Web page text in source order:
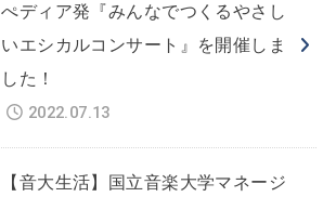
ぺディア発『みんなでつくるやさし
いエシカルコンサート』を開催しま
した！
2022.07.13
【音大生活】国立音楽大学マネージ